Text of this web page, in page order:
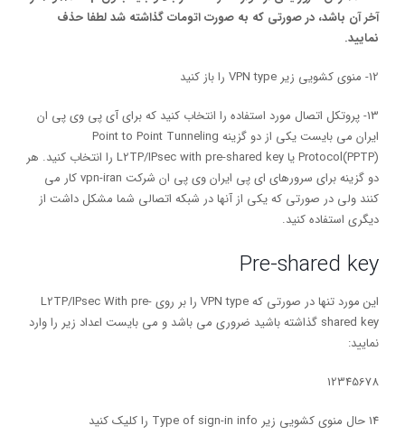
آخر آن باشد، در صورتی که به صورت اتومات گذاشته شد لطفا حذف
نمایید.
12- منوی کشویی زیر VPN type را باز کنید
13- پروتکل اتصال مورد استفاده را انتخاب کنید که برای آی پی وی پی ان
ایران می بایست یکی از دو گزینه Point to Point Tunneling
Protocol(PPTP) یا L2TP/IPsec with pre-shared key را انتخاب کنید. هر
دو گزینه برای سرورهای ای پی ایران وی پی ان شرکت vpn-iran کار می
کنند ولی در صورتی که یکی از آنها در شبکه اتصالی شما مشکل داشت از
دیگری استفاده کنید.
Pre-shared key
این مورد تنها در صورتی که VPN type را بر روی L2TP/IPsec With pre-
shared key گذاشته باشید ضروری می باشد و می بایست اعداد زیر را وارد
نمایید:
12345678
14 حال منوی کشویی زیر Type of sign-in info را کلیک کنید